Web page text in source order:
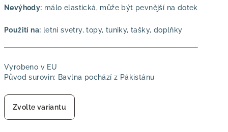
Nevýhody: málo elastická, může být pevnější na dotek
Použití na: letní svetry, topy, tuniky, tašky, doplňky
Vyrobeno v EU
Původ surovin: Bavlna pochází z Pákistánu
Zvolte variantu